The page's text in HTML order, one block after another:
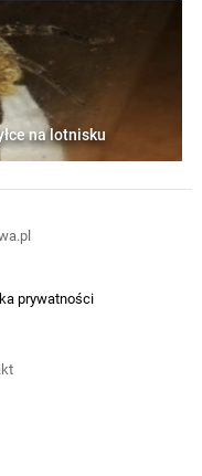
na lotnisku
prywatności